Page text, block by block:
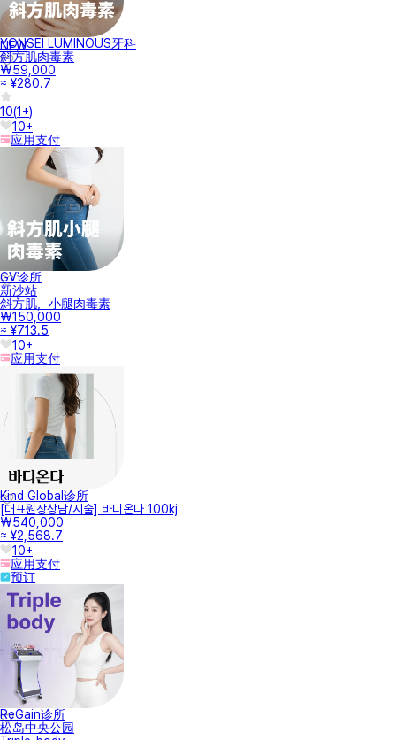
NEW
YONSEI LUMINOUS牙科
斜方肌肉毒素
₩59,000
≈ ¥280.7
10(1+)
10+
应用支付
GV诊所
新沙站
斜方肌，小腿肉毒素
₩150,000
≈ ¥713.5
10+
应用支付
Kind Global诊所
[대표원장상담/시술] 바디온다 100kj
₩540,000
≈ ¥2,568.7
10+
应用支付
预订
ReGain诊所
松岛中央公园